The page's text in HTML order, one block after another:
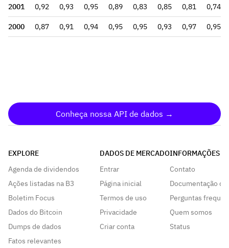
2001 0,92 0,93 0,95 0,89 0,83 0,85 0,81 0,74
2000 0,87 0,91 0,94 0,95 0,95 0,93 0,97 0,95
Conheça nossa API de dados →
EXPLORE
Agenda de dividendos
Ações listadas na B3
Boletim Focus
Dados do Bitcoin
Dumps de dados
Fatos relevantes
DADOS DE MERCADO
Entrar
Página inicial
Termos de uso
Privacidade
Criar conta
INFORMAÇÕES
Contato
Documentação da
Perguntas
Quem somos
Status